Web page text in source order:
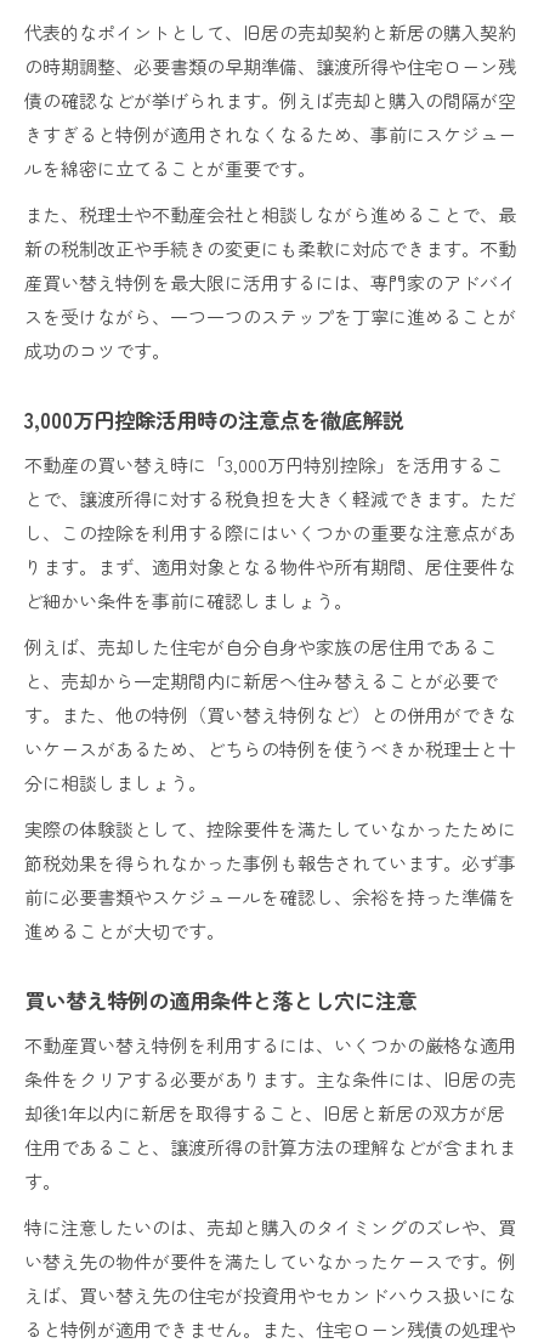
代表的なポイントとして、旧居の売却契約と新居の購入契約
の時期調整、必要書類の早期準備、譲渡所得や住宅ローン残
債の確認などが挙げられます。例えば売却と購入の間隔が空
きすぎると特例が適用されなくなるため、事前にスケジュー
ルを綿密に立てることが重要です。
また、税理士や不動産会社と相談しながら進めることで、最
新の税制改正や手続きの変更にも柔軟に対応できます。不動
産買い替え特例を最大限に活用するには、専門家のアドバイ
スを受けながら、一つ一つのステップを丁寧に進めることが
成功のコツです。
3,000万円控除活用時の注意点を徹底解説
不動産の買い替え時に「3,000万円特別控除」を活用するこ
とで、譲渡所得に対する税負担を大きく軽減できます。ただ
し、この控除を利用する際にはいくつかの重要な注意点があ
ります。まず、適用対象となる物件や所有期間、居住要件な
ど細かい条件を事前に確認しましょう。
例えば、売却した住宅が自分自身や家族の居住用であるこ
と、売却から一定期間内に新居へ住み替えることが必要で
す。また、他の特例（買い替え特例など）との併用ができな
いケースがあるため、どちらの特例を使うべきか税理士と十
分に相談しましょう。
実際の体験談として、控除要件を満たしていなかったために
節税効果を得られなかった事例も報告されています。必ず事
前に必要書類やスケジュールを確認し、余裕を持った準備を
進めることが大切です。
買い替え特例の適用条件と落とし穴に注意
不動産買い替え特例を利用するには、いくつかの厳格な適用
条件をクリアする必要があります。主な条件には、旧居の売
却後1年以内に新居を取得すること、旧居と新居の双方が居
住用であること、譲渡所得の計算方法の理解などが含まれま
す。
特に注意したいのは、売却と購入のタイミングのズレや、買
い替え先の物件が要件を満たしていなかったケースです。例
えば、買い替え先の住宅が投資用やセカンドハウス扱いにな
ると特例が適用できません。また、住宅ローン残債の処理や